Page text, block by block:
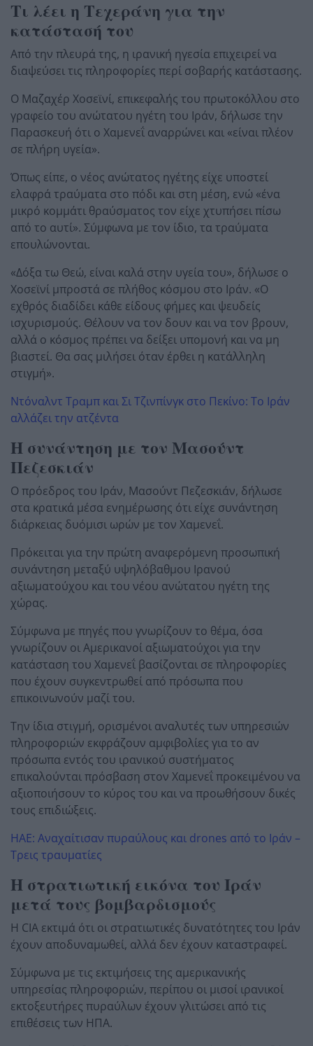
Τι λέει η Τεχεράνη για την
κατάστασή του
Από την πλευρά της, η ιρανική ηγεσία επιχειρεί να
διαψεύσει τις πληροφορίες περί σοβαρής κατάστασης.
Ο Μαζαχέρ Χοσεϊνί, επικεφαλής του πρωτοκόλλου στο
γραφείο του ανώτατου ηγέτη του Ιράν, δήλωσε την
Παρασκευή ότι ο Χαμενεΐ αναρρώνει και «είναι πλέον
σε πλήρη υγεία».
Όπως είπε, ο νέος ανώτατος ηγέτης είχε υποστεί
ελαφρά τραύματα στο πόδι και στη μέση, ενώ «ένα
μικρό κομμάτι θραύσματος τον είχε χτυπήσει πίσω
από το αυτί». Σύμφωνα με τον ίδιο, τα τραύματα
επουλώνονται.
«Δόξα τω Θεώ, είναι καλά στην υγεία του», δήλωσε ο
Χοσεϊνί μπροστά σε πλήθος κόσμου στο Ιράν. «Ο
εχθρός διαδίδει κάθε είδους φήμες και ψευδείς
ισχυρισμούς. Θέλουν να τον δουν και να τον βρουν,
αλλά ο κόσμος πρέπει να δείξει υπομονή και να μη
βιαστεί. Θα σας μιλήσει όταν έρθει η κατάλληλη
στιγμή».
Ντόναλντ Τραμπ και Σι Τζινπίνγκ στο Πεκίνο: Το Ιράν
αλλάζει την ατζέντα
Η συνάντηση με τον Μασούντ
Πεζεσκιάν
Ο πρόεδρος του Ιράν, Μασούντ Πεζεσκιάν, δήλωσε
στα κρατικά μέσα ενημέρωσης ότι είχε συνάντηση
διάρκειας δυόμισι ωρών με τον Χαμενεΐ.
Πρόκειται για την πρώτη αναφερόμενη προσωπική
συνάντηση μεταξύ υψηλόβαθμου Ιρανού
αξιωματούχου και του νέου ανώτατου ηγέτη της
χώρας.
Σύμφωνα με πηγές που γνωρίζουν το θέμα, όσα
γνωρίζουν οι Αμερικανοί αξιωματούχοι για την
κατάσταση του Χαμενεΐ βασίζονται σε πληροφορίες
που έχουν συγκεντρωθεί από πρόσωπα που
επικοινωνούν μαζί του.
Την ίδια στιγμή, ορισμένοι αναλυτές των υπηρεσιών
πληροφοριών εκφράζουν αμφιβολίες για το αν
πρόσωπα εντός του ιρανικού συστήματος
επικαλούνται πρόσβαση στον Χαμενεΐ προκειμένου να
αξιοποιήσουν το κύρος του και να προωθήσουν δικές
τους επιδιώξεις.
ΗΑΕ: Αναχαίτισαν πυραύλους και drones από το Ιράν –
Τρεις τραυματίες
Η στρατιωτική εικόνα του Ιράν
μετά τους βομβαρδισμούς
Η CIA εκτιμά ότι οι στρατιωτικές δυνατότητες του Ιράν
έχουν αποδυναμωθεί, αλλά δεν έχουν καταστραφεί.
Σύμφωνα με τις εκτιμήσεις της αμερικανικής
υπηρεσίας πληροφοριών, περίπου οι μισοί ιρανικοί
εκτοξευτήρες πυραύλων έχουν γλιτώσει από τις
επιθέσεις των ΗΠΑ.